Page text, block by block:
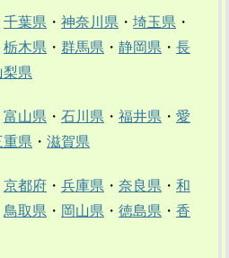
千葉県 ・ 神奈川県 ・ 埼玉県 ・
栃木県 ・ 群馬県 ・ 静岡県 ・ 長
梨県
富山県 ・ 石川県 ・ 福井県 ・ 愛
重県 ・ 滋賀県
京都府 ・ 兵庫県 ・ 奈良県 ・ 和
鳥取県 ・ 岡山県 ・ 徳島県 ・ 香